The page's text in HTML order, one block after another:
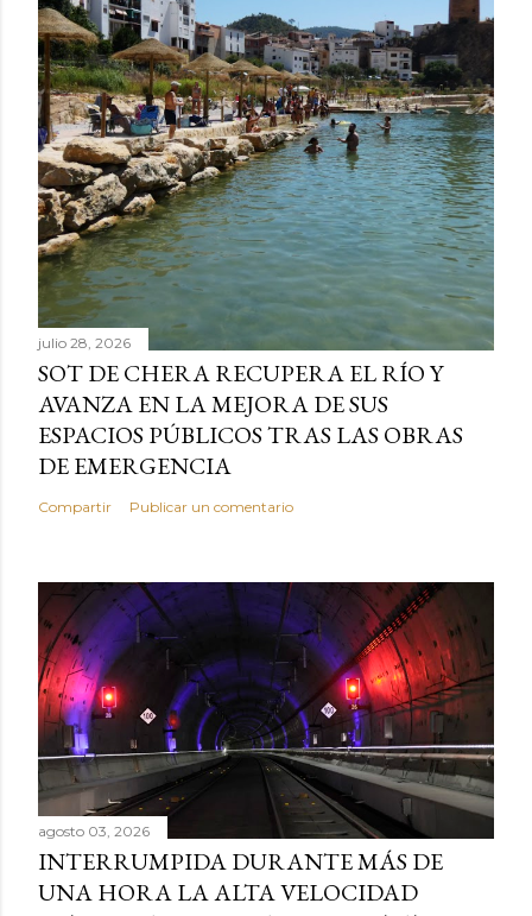
julio 28, 2026
SOT DE CHERA RECUPERA EL RÍO Y
AVANZA EN LA MEJORA DE SUS
ESPACIOS PÚBLICOS TRAS LAS OBRAS
DE EMERGENCIA
Compartir Publicar un comentario
agosto 03, 2026
INTERRUMPIDA DURANTE MÁS DE
UNA HORA LA ALTA VELOCIDAD